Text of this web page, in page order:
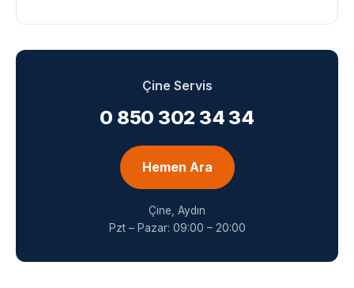
Çine Servis
0 850 302 34 34
Hemen Ara
Çine, Aydın
Pzt – Pazar: 09:00 – 20:00